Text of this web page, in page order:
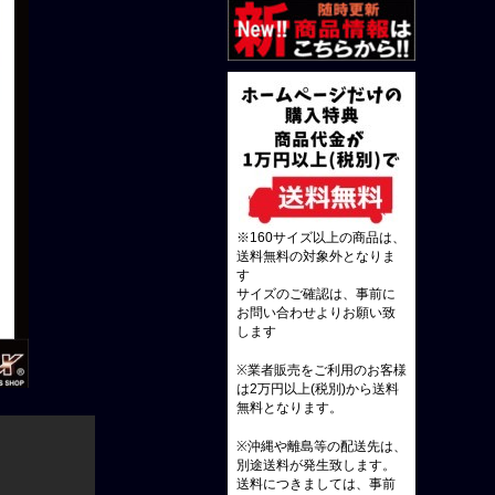
※160サイズ以上の商品は、
送料無料の対象外となりま
す
サイズのご確認は、事前に
お問い合わせよりお願い致
します
※業者販売をご利用のお客様
は2万円以上(税別)から送料
無料となります。
※沖縄や離島等の配送先は、
別途送料が発生致します。
送料につきましては、事前